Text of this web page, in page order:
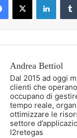
Andrea Bettiol
Dal 2015 ad oggi
clienti che
occupano di
tempo reale,
ottimizzare le
settore
I2retegas